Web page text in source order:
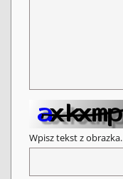
Wpisz tekst z obrazka.